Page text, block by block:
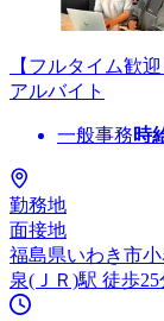
【フルタイム歓
アルバイト
一般事務時
勤務地
面接地
福島県いわき市
泉(ＪＲ)駅 徒歩25